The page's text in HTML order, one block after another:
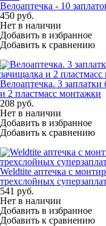
Велоаптечка - 10
450 руб.
Нет в наличии
Добавить в избранное
Добавить к сравнению
Велоаптечка. 3
и 2 пластмасс монтажки
208 руб.
Нет в наличии
Добавить в избранное
Добавить к сравнению
Weldtite аптечка с
трехслойных
541 руб.
Нет в наличии
Добавить в избранное
Добавить к сравнению